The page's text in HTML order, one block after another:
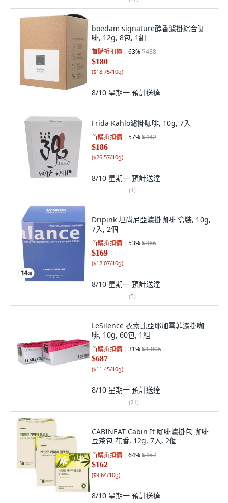
boedam signature醇香濾掛綜合咖
啡, 12g, 8包, 1組
首購折扣價 63%$488
$180
($18.75/10g)
8/10 星期一 預計送達
Frida Kahlo濾掛咖啡, 10g, 7入
首購折扣價 57%$442
$186
($26.57/10g)
8/10 星期一 預計送達
(4)
Dripink 坦尚尼亞濾掛咖啡 盒裝, 10g,
7入, 2個
首購折扣價 53%$366
$169
($12.07/10g)
8/10 星期一 預計送達
(5)
LeSilence 衣索比亞耶加雪菲濾掛咖
啡, 10g, 60包, 1組
首購折扣價 31%$1,006
$687
($11.45/10g)
8/10 星期一 預計送達
(21)
CABINEAT Cabin It 咖啡濾掛包 咖啡
豆茶包 花香, 12g, 7入, 2個
首購折扣價 64%$457
$162
($9.64/10g)
8/10 星期一 預計送達